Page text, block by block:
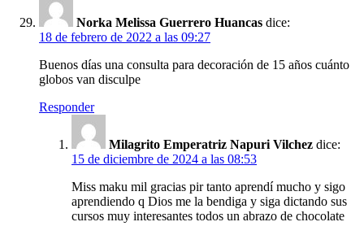
Norka Melissa Guerrero Huancas dice:
18 de febrero de 2022 a las 09:27
Buenos días una consulta para decoración de 15 años cuánto
globos van disculpe
Responder
Milagrito Emperatriz Napuri Vilchez dice:
15 de diciembre de 2024 a las 08:53
Miss maku mil gracias pir tanto aprendí mucho y sigo
aprendiendo q Dios me la bendiga y siga dictando sus
cursos muy interesantes todos un abrazo de chocolate